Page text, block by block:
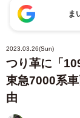
ま
2023.03.26(Sun)
つり革に「
東急7000系
由